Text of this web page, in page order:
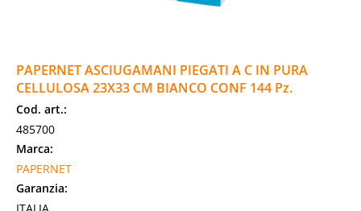
PAPERNET ASCIUGAMANI PIEGATI A C IN PURA
CELLULOSA 23X33 CM BIANCO CONF 144 Pz.
Cod. art.:
485700
Marca:
PAPERNET
Garanzia: